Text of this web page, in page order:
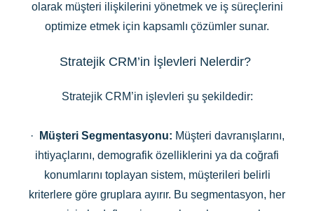
olarak müşteri ilişkilerini yönetmek ve iş süreçlerini
optimize etmek için kapsamlı çözümler sunar.
Stratejik CRM’in İşlevleri Nelerdir?
Stratejik CRM’in işlevleri şu şekildedir:
· Müşteri Segmentasyonu: Müşteri davranışlarını,
ihtiyaçlarını, demografik özelliklerini ya da coğrafi
konumlarını toplayan sistem, müşterileri belirli
kriterlere göre gruplara ayırır. Bu segmentasyon, her